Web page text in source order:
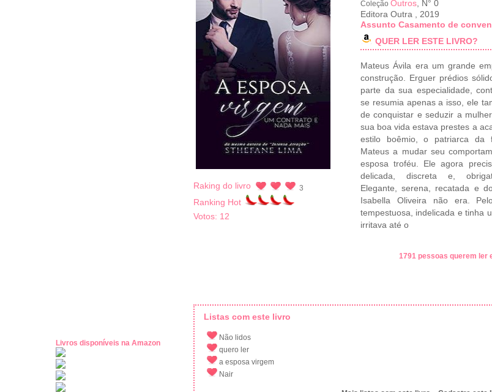
Livros disponíveis na Amazon
Raking do livro 3
Ranking Hot
Votos: 12
Coleção Outros , N° 0
Editora Outra
2019
Assunto Casamento de
QUER LER ESTE LIVRO?
Mateus Ávila era um grande
construção. Erguer prédios
parte da sua especialidade,
se resumia apenas a isso, ele
de conquistar e seduzir a
sua boa vida estava prestes a
estilo boêmio, o patriarca da
Mateus a mudar seu
esposa troféu. Ele agora
delicada, discreta e,
Elegante, serena, recatada e
Isabella Oliveira não era.
tempestuosa, indelicada e tinha
irritava até o
1791 pessoas querem ler
Listas com este livro
Não lidos
quero ler
a esposa virgem
Nair